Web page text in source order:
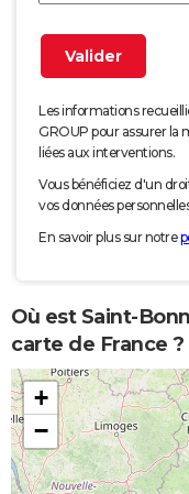
Les informations
GROUP pour assurer la
liées aux interventions.
Vous bénéficiez d'un
vos données
En savoir plus sur notre
Où est Saint-
carte de France ?
+
−